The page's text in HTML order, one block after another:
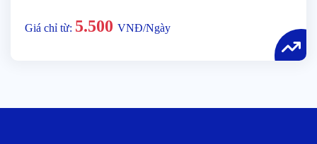
Giá chỉ từ: 5.500 VNĐ/Ngày